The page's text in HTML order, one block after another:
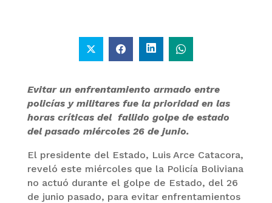
Evitar un enfrentamiento armado entre
policías y militares fue la prioridad en las
horas críticas del fallido golpe de estado
del pasado miércoles 26 de junio.
El presidente del Estado, Luis Arce Catacora,
reveló este miércoles que la Policía Boliviana
no actuó durante el golpe de Estado, del 26
de junio pasado, para evitar enfrentamientos